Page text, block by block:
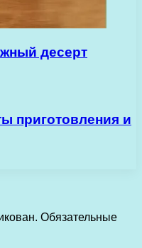
десерт
приготовления и
Обязательные